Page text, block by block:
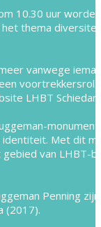
10.30 uur
thema
vanwege
LHBT
Met dit
van LHBT-
Penning
(2017).